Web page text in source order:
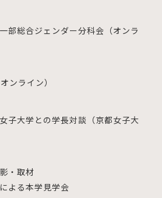
部総合ジェンダー分科会（オンラ
ンライン）
子大学との学長対談（京都女子大
・取材
よる本学見学会